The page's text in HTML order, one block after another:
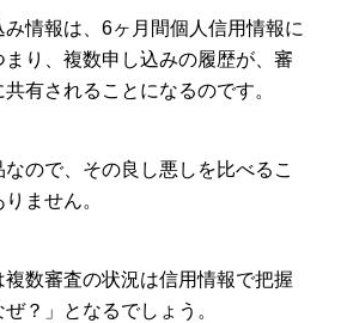
情報は、6ヶ月間個人信用情報に
り、複数申し込みの履歴が、審
有されることになるのです。
ので、その良し悪しを比べるこ
ません。
数審査の状況は信用情報で把握
？」となるでしょう。